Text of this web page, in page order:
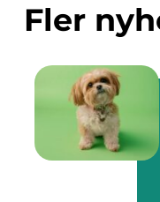
Fler